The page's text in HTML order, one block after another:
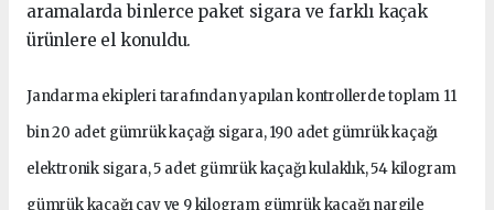
aramalarda binlerce paket sigara ve farklı kaçak
ürünlere el konuldu.
Jandarma ekipleri tarafından yapılan kontrollerde toplam 11
bin 20 adet gümrük kaçağı sigara, 190 adet gümrük kaçağı
elektronik sigara, 5 adet gümrük kaçağı kulaklık, 54 kilogram
gümrük kaçağı çay ve 9 kilogram gümrük kaçağı nargile